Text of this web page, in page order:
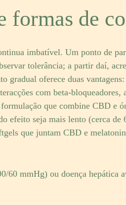
formas de
imbatível. Um ponto de
tolerância; a partir daí,
gradual oferece duas
com beta-bloqueadores,
que combine CBD e
efeito seja mais lento (cerca de
que juntam CBD e
60 mmHg) ou doença hepática